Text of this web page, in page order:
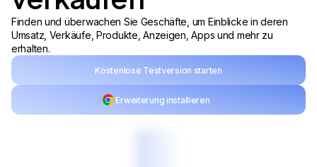
Finden und überwachen Sie Geschäfte, um Einblicke in deren
Umsatz, Verkäufe, Produkte, Anzeigen, Apps und mehr zu
erhalten.
Kostenlose Testversion starten
Erweiterung installieren